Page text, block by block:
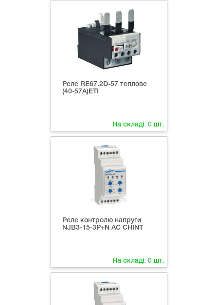
Реле RE67.2D-57 теплове
(40-57А)ETI
На складі: 0 шт.
Реле контролю напруги
NJB3-15-3P+N AC CHINT
На складі: 0 шт.